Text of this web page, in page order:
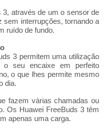
através de um o sensor de
interrupções, tornando a
ruído de fundo.
3 permitem uma utilização
o seu encaixe em perfeito
o que lhes permite mesmo
dia.
fazem várias chamadas ou
Os Huawei FreeBuds 3 têm
apenas uma carga.